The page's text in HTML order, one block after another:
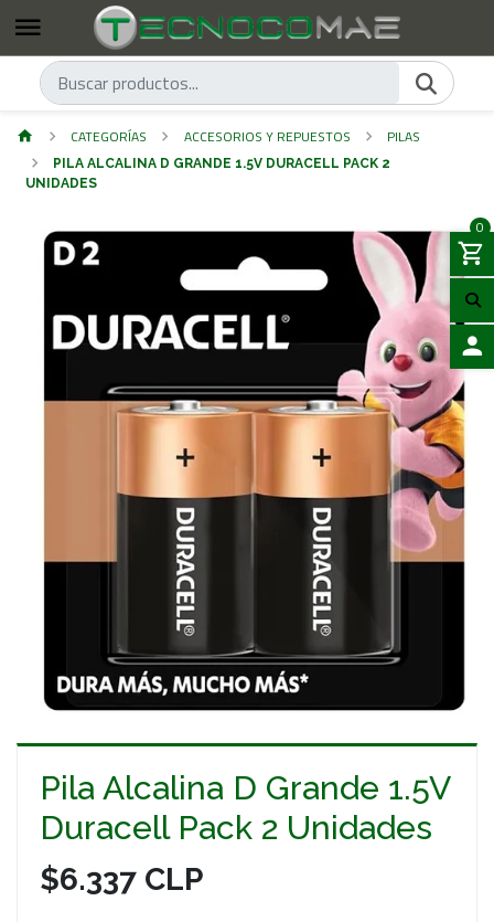
0
CATEGORÍAS ACCESORIOS Y REPUESTOS PILAS
PILA ALCALINA D GRANDE 1.5V DURACELL PACK 2
UNIDADES
Pila Alcalina D Grande 1.5V
Duracell Pack 2 Unidades
$6.337 CLP